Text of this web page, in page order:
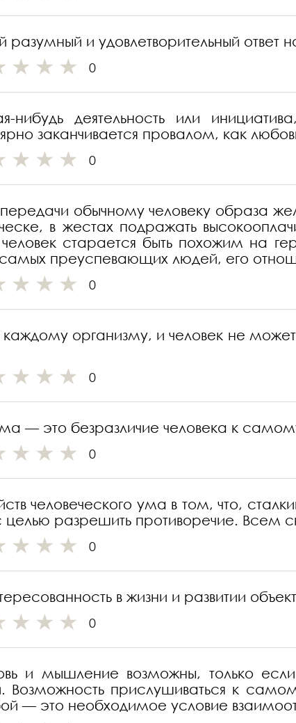
разумный и удовлетворительный
0
нибудь деятельность или
заканчивается провалом, как
0
обычному человеку образа
в жестах подражать
старается быть похожим на
преуспевающих людей, его
0
организму, и человек не может
0
— это безразличие человека к
0
человеческого ума в том, что,
целью разрешить противоречие. Всем
0
в жизни и развитии
0
и мышление возможны, только
прислушиваться к
— это необходимое условие